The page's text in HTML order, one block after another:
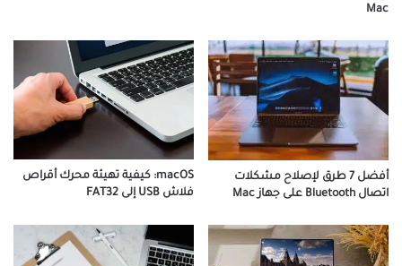
Mac
أفضل 7 طرق لإصلاح مشكلات
اتصال Bluetooth على جهاز Mac
macOS: كيفية تهيئة محرك أقراص
فلاش USB إلى FAT32